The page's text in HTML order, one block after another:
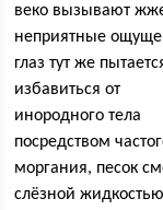
веко вызывают
неприятные
глаз тут же
избавиться от
инородного тела
посредством
моргания, песок
слёзной